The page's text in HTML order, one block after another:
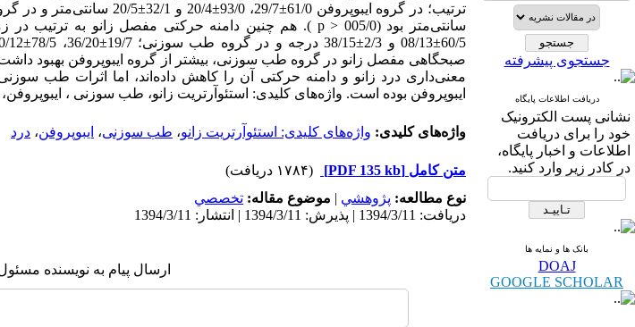
جستجوی پیشرفته
دریافت اطلاعات پایگاه
نشانی پست الکترونیک
خود را برای دریافت
اطلاعات و اخبار پایگاه،
در کادر زیر وارد کنید.
بانک ها و نمایه ها
DOAJ
GOOGLE SCHOLAR
صبحگاهی مفصل زانو در گروه طب سوزنی، بیشتر از گروه ایبوپروفن بهبود
معنی‌داری درد زانو و دامنه حرکتی آن را کاهش داده‌اند، اما اثرات طب
ایبوپروفن بوده است. واژه‌های کلیدی: استئوآرتریت زانو، طب سوزنی ، ایبوپروفن،
واژه‌های کلیدی: واژه‌های کلیدی: استئوآرتریت زانو، طب سوزنی، ایبوپروفن، درد
متن کامل [PDF 135 kb]
(۱۷۸۴ دریافت)
نوع مطالعه: پژوهشي | موضوع مقاله: تخصصي
دریافت: 1394/3/11 | پذیرش: 1394/3/11 | انتشار: 1394/3/11
ارسال پیام به نویسنده